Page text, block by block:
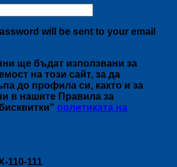
will be sent to your email
ще бъдат използвани за
на този сайт, за да
до профила си, както и за
в нашите Правила за
политиката на